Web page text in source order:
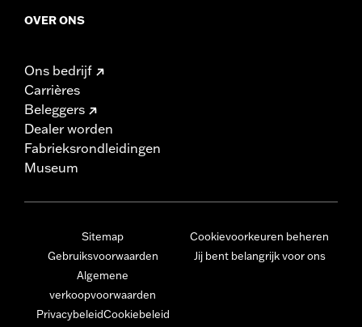
OVER ONS
Ons bedrijf
Carrières
Beleggers
Dealer worden
Fabrieksrondleidingen
Museum
Sitemap
Gebruiksvoorwaarden
Algemene
verkoopvoorwaarden
PrivacybeleidCookiebeleid
Cookievoorkeuren beheren
Jij bent belangrijk voor ons